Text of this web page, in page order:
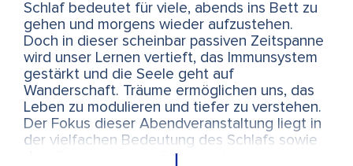
Schlaf bedeutet für viele, abends ins Bett zu
gehen und morgens wieder aufzustehen.
Doch in dieser scheinbar passiven Zeitspanne
wird unser Lernen vertieft, das Immunsystem
gestärkt und die Seele geht auf
Wanderschaft. Träume ermöglichen uns, das
Leben zu modulieren und tiefer zu verstehen.
Der Fokus dieser Abendveranstaltung liegt in
der vielfachen Bedeutung des Schlafs sowie
dem Training luzider Träume. Unangenehme